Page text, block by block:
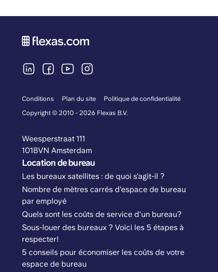
Conditions Plan du site
Politique de confidentialité
Copyright © 2010 - 2026 Flexas B.V.
Weesperstraat 111
1018VN Amsterdam
Location de bureau
Les bureaux satellites : de quoi s'agit-il ?
Nombre de mètres carrés d'espace de bureau
par employé
Quels sont les coûts de service d'un bureau?
Sous-louer des bureaux ? Voici les 5 étapes à
respecter!
5 conseils pour économiser les coûts de votre
espace de bureau